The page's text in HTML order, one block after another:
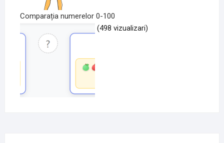
Comparația numerelor 0-100
(498 vizualizari)